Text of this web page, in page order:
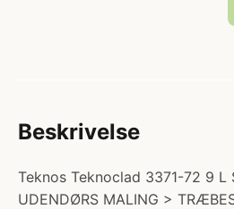
Beskrivelse
Teknos Teknoclad 3371-72 9 L
UDENDØRS MALING >